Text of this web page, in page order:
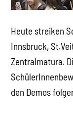
Heute streiken
Innsbruck,
Zentralmatura.
den Demos